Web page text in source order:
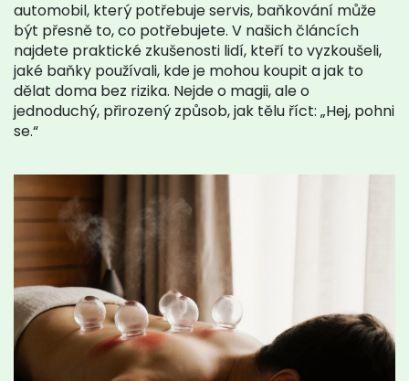
automobil, který potřebuje servis, baňkování může
být přesně to, co potřebujete. V našich článcích
najdete praktické zkušenosti lidí, kteří to vyzkoušeli,
jaké baňky používali, kde je mohou koupit a jak to
dělat doma bez rizika. Nejde o magii, ale o
jednoduchý, přirozený způsob, jak tělu říct: „Hej, pohni
se.“